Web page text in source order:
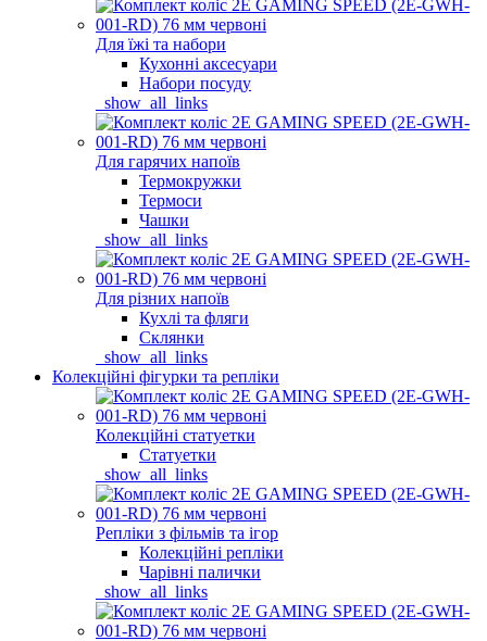
Для їжі та набори
Кухонні аксесуари
Набори посуду
_show_all_links
Для гарячих напоїв
Термокружки
Термоси
Чашки
_show_all_links
Для різних напоїв
Кухлі та фляги
Склянки
_show_all_links
Колекційні фігурки та репліки
Колекційні статуетки
Статуетки
_show_all_links
Репліки з фільмів та ігор
Колекційні репліки
Чарівні палички
_show_all_links